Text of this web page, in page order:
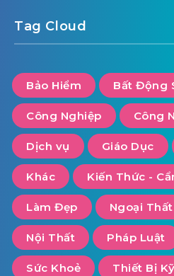
Tag Cloud
Bảo Hiểm Bất Động
Công Nghiệp Công
Dịch vụ Giáo Dục
Khác Kiến Thức -
Làm Đẹp Ngoại Thất
Nội Thất Pháp Luật
Sức Khoẻ Thiết Bị